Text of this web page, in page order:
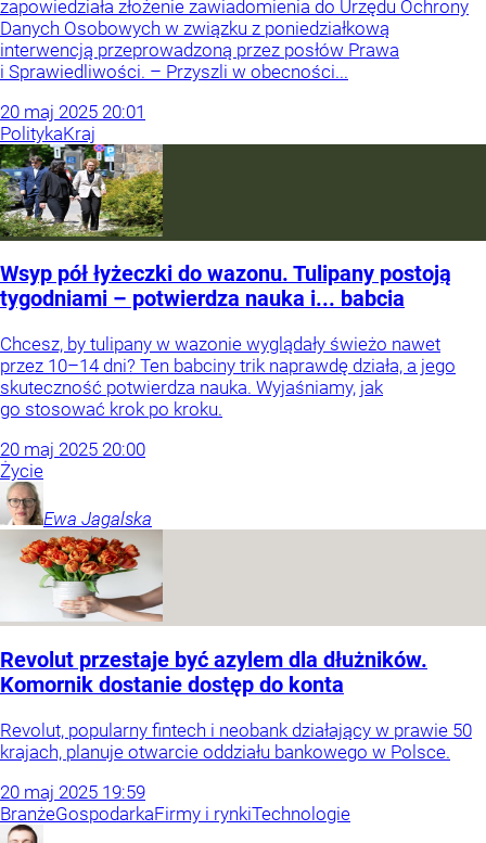
zapowiedziała złożenie zawiadomienia do Urzędu Ochrony
Danych Osobowych w związku z poniedziałkową
interwencją przeprowadzoną przez posłów Prawa
i Sprawiedliwości. – Przyszli w obecności...
20 maj 2025 20:01
PolitykaKraj
Wsyp pół łyżeczki do wazonu. Tulipany postoją
tygodniami – potwierdza nauka i... babcia
Chcesz, by tulipany w wazonie wyglądały świeżo nawet
przez 10–14 dni? Ten babciny trik naprawdę działa, a jego
skuteczność potwierdza nauka. Wyjaśniamy, jak
go stosować krok po kroku.
20 maj 2025 20:00
Życie
Ewa Jagalska
Revolut przestaje być azylem dla dłużników.
Komornik dostanie dostęp do konta
Revolut, popularny fintech i neobank działający w prawie 50
krajach, planuje otwarcie oddziału bankowego w Polsce.
20 maj 2025 19:59
BranżeGospodarkaFirmy i rynkiTechnologie